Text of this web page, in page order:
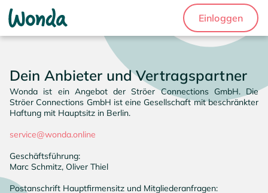
Einloggen
Dein Anbieter und Vertragspartner
Wonda ist ein Angebot der Ströer Connections GmbH. Die
Ströer Connections GmbH ist eine Gesellschaft mit beschränkter
Haftung mit Hauptsitz in Berlin.
service@wonda.online
Geschäftsführung:
Marc Schmitz, Oliver Thiel
Postanschrift Hauptfirmensitz und Mitgliederanfragen: